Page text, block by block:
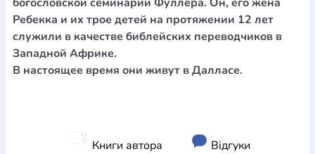
Книга в комплекті
За додатковою інформацією дзвоніть за номером: +38
(097) 880-6379
Ми у Facebook
Ребекка и их трое детей на протяжении 12 лет
служили в качестве библейских переводчиков в
Западной Африке.
В настоящее время они живут в Далласе.
Книги автора Відгуки